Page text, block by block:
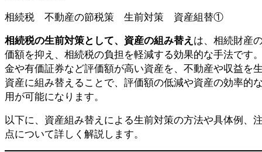
相続税 不動産の節税策 生前対策 資産組替①
相続税の生前対策として、資産の組み替え は、相続財産
価額を抑え、相続税の負担を軽減する効果的な手法です
金や有価証券など評価額が高い資産を、不動産や収益を
資産に組み替えることで、評価額の低減や資産の効率的
用が可能になります。
以下に、資産組み替えによる生前対策の方法や具体例、
点について詳しく解説します。